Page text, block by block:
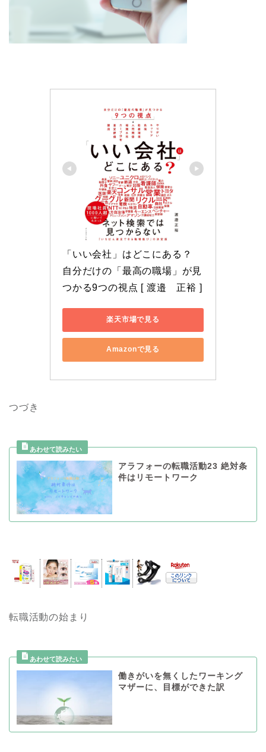
「いい会社」はどこにある？
自分だけの「最高の職場」が見
つかる9つの視点 [ 渡邉　正裕 ]
楽天市場で見る
Amazonで見る
つづき
アラフォーの転職活動23 絶対条
件はリモートワーク
転職活動の始まり
働きがいを無くしたワーキング
マザーに、目標ができた訳